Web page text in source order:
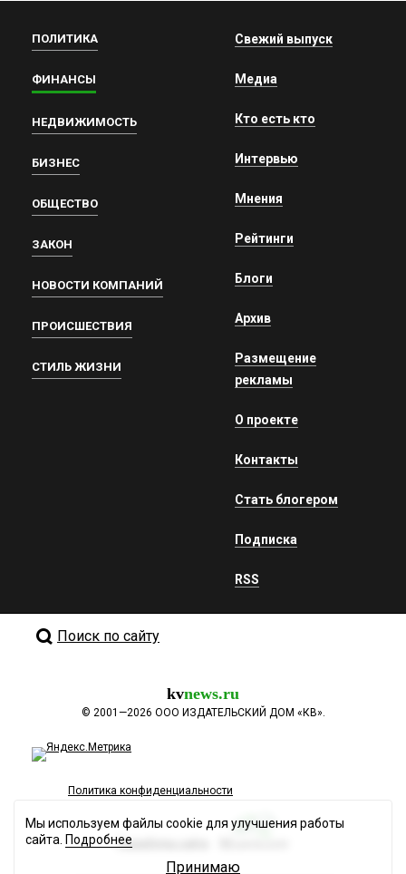
ПОЛИТИКА
ФИНАНСЫ
НЕДВИЖИМОСТЬ
БИЗНЕС
ОБЩЕСТВО
ЗАКОН
НОВОСТИ КОМПАНИЙ
ПРОИСШЕСТВИЯ
СТИЛЬ ЖИЗНИ
Свежий выпуск
Медиа
Кто есть кто
Интервью
Мнения
Рейтинги
Блоги
Архив
Размещение
рекламы
О проекте
Контакты
Стать блогером
Подписка
RSS
Поиск по сайту
kvnews.ru
© 2001—2026 ООО ИЗДАТЕЛЬСКИЙ ДОМ «КВ».
Политика конфиденциальности
Разработка сайта
Мы используем файлы cookie для улучшения работы
сайта. Подробнее
Принимаю